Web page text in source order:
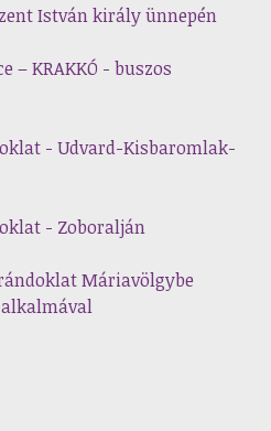
István király ünnepén
– KRAKKÓ - buszos
- Udvard-Kisbaromlak-
- Zoboralján
Máriavölgybe